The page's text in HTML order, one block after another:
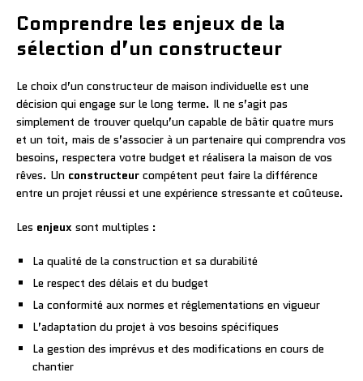
Comprendre les enjeux de la
sélection d’un constructeur
Le choix d’un constructeur de maison individuelle est une
décision qui engage sur le long terme. Il ne s’agit pas
simplement de trouver quelqu’un capable de bâtir quatre murs
et un toit, mais de s’associer à un partenaire qui comprendra vos
besoins, respectera votre budget et réalisera la maison de vos
rêves. Un constructeur compétent peut faire la différence
entre un projet réussi et une expérience stressante et coûteuse.
Les enjeux sont multiples :
La qualité de la construction et sa durabilité
Le respect des délais et du budget
La conformité aux normes et réglementations en vigueur
L’adaptation du projet à vos besoins spécifiques
La gestion des imprévus et des modifications en cours de
chantier